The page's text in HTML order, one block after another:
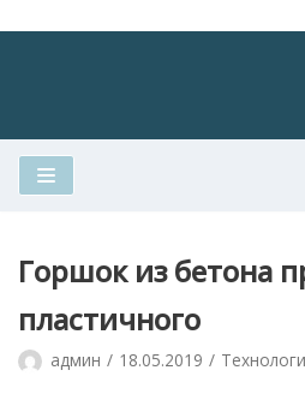
Горшок из бетона
пластичного
админ 18.05.2019